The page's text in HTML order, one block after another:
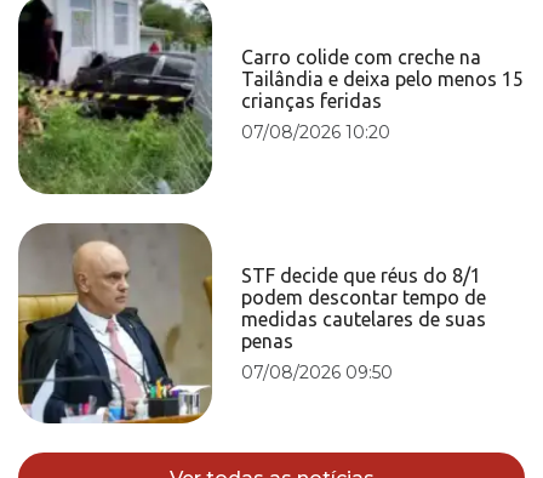
Carro colide com creche na
Tailândia e deixa pelo menos 15
crianças feridas
07/08/2026 10:20
STF decide que réus do 8/1
podem descontar tempo de
medidas cautelares de suas
penas
07/08/2026 09:50